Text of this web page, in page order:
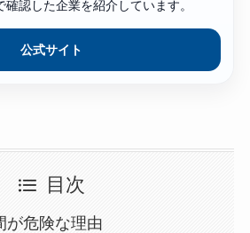
認した企業を紹介しています。
公式サイト
目次
が危険な理由